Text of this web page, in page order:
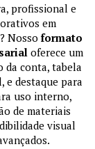
profissional e
em
Nosso formato
oferece um
da conta, tabela
e destaque para
uso interno,
de materiais
visual